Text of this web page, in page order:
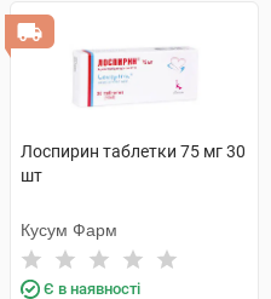
Лоспирин таблетки 75 мг 30
шт
Кусум Фарм
Є в наявності